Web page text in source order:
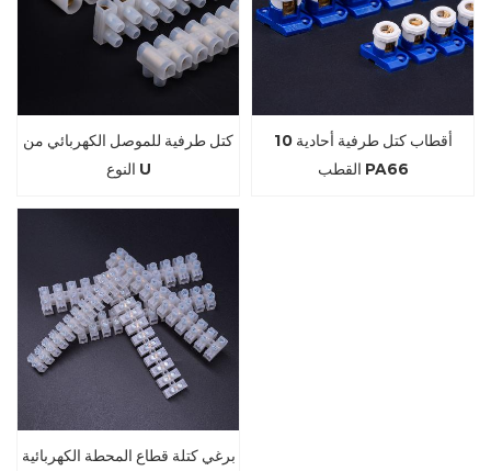
كتل طرفية للموصل الكهربائي من
النوع U
10 أقطاب كتل طرفية أحادية
القطب PA66
برغي كتلة قطاع المحطة الكهربائية